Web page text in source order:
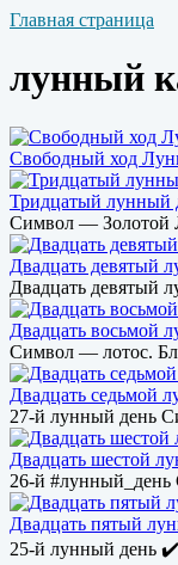
Главная страница
лунный
Свободный ход
Тридцатый лунный
Символ — Золотой
Двадцать девятый
Двадцать девятый
Двадцать восьмой
Символ — лотос.
Двадцать седьмой
27-й лунный день
Двадцать шестой
26-й
Двадцать пятый
25-й лунный день